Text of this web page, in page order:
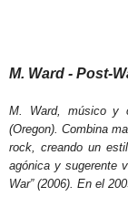
M. Ward - Post-
M. Ward, músico y
(Oregon). Combina
rock, creando un
agónica y sugerente
War” (2006). En el